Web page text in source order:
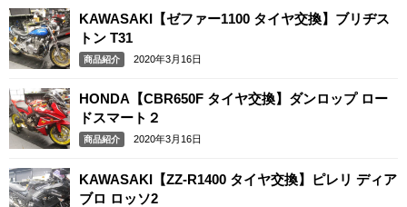
KAWASAKI【ゼファー1100 タイヤ交換】ブリヂス
トン T31
商品紹介 2020年3月16日
HONDA【CBR650F タイヤ交換】ダンロップ ロー
ドスマート２
商品紹介 2020年3月16日
KAWASAKI【ZZ-R1400 タイヤ交換】ピレリ ディア
ブロ ロッソ2